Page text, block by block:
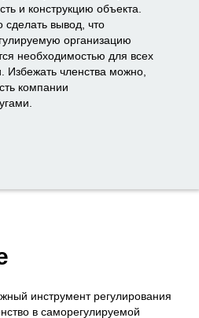
и конструкцию объекта.
сделать вывод, что
организацию
необходимостью для всех
Избежать членства можно,
компании
инструмент регулирования
в саморегулируемой